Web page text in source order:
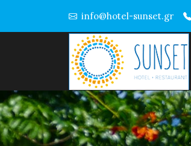
info@hotel-sunset.gr